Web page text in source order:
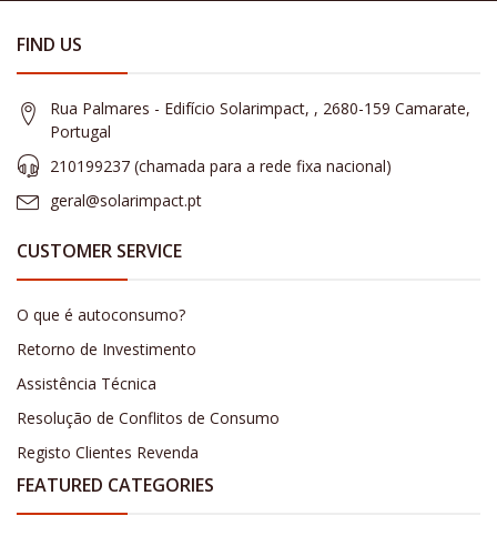
FIND US
Rua Palmares - Edifício Solarimpact, , 2680-159 Camarate,
Portugal
210199237 (​chamada para a rede fixa nacional)
geral@solarimpact.pt
CUSTOMER SERVICE
O que é autoconsumo?
Retorno de Investimento
Assistência Técnica
Resolução de Conflitos de Consumo
Registo Clientes Revenda
FEATURED CATEGORIES